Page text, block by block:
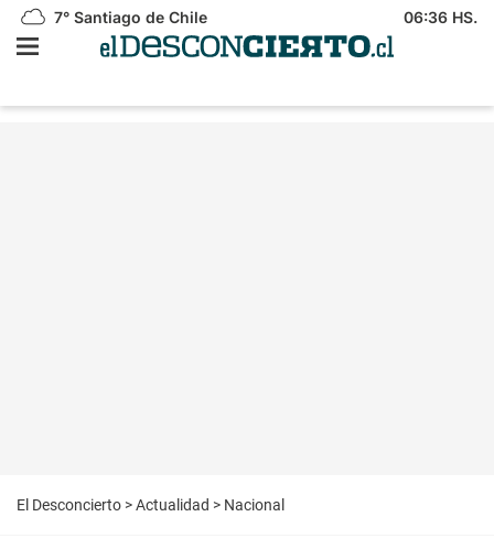
7° Santiago de Chile 06:36 HS.
El Desconcierto >Actualidad > Nacional